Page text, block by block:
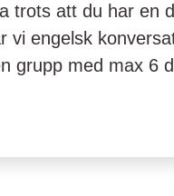
trots att du har en
vi engelsk
grupp med max 6